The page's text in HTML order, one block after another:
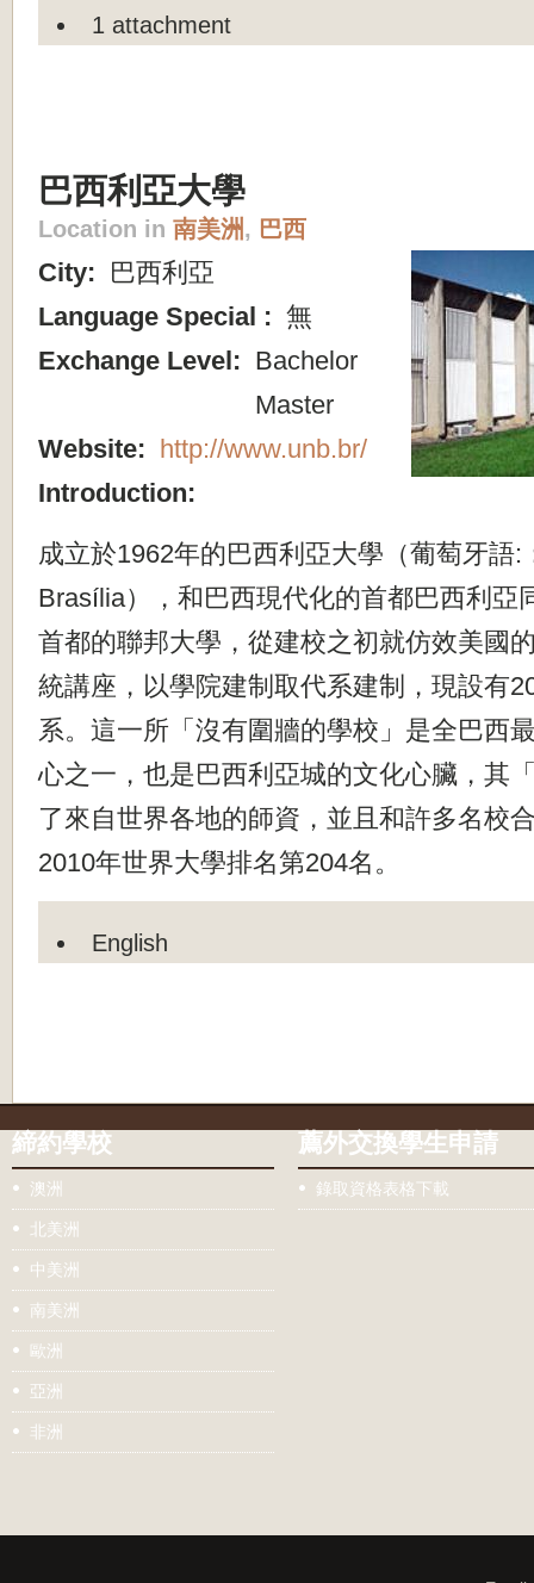
1 attachment
巴西利亞大學
Location in 南美洲, 巴西
City: 巴西利亞
Language Special : 無
Exchange Level: Bachelor
Master
Website: http://www.unb.br/
Introduction:
成立於1962年的巴西利亞大學（葡萄牙語:
Brasília），和巴西現代化的首都巴西利亞
首都的聯邦大學，從建校之初就仿效美國
統講座，以學院建制取代系建制，現設有
系。這一所「沒有圍牆的學校」是全巴西
心之一，也是巴西利亞城的文化心臟，其
了來自世界各地的師資，並且和許多名校
2010年世界大學排名第204名。
English
締約學校
澳洲
北美洲
中美洲
南美洲
歐洲
亞洲
非洲
薦外交換學生申請
錄取資格表格下載